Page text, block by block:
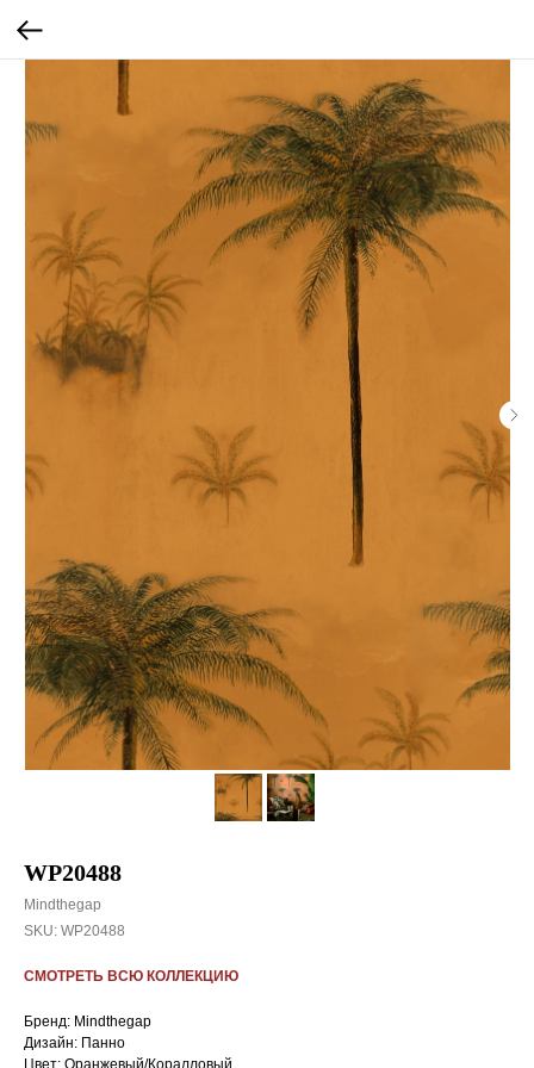
WP20488
Mindthegap
SKU: WP20488
СМОТРЕТЬ ВСЮ КОЛЛЕКЦИЮ
Бренд: Mindthegap
Дизайн: Панно
Цвет: Оранжевый/Коралловый